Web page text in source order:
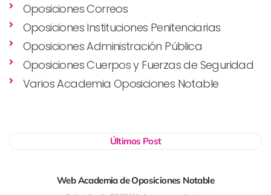
Oposiciones Correos
Oposiciones Instituciones Penitenciarias
Oposiciones Administración Pública
Oposiciones Cuerpos y Fuerzas de Seguridad
Varios Academia Oposiciones Notable
Últimos Post
Web Academia de Oposiciones Notable